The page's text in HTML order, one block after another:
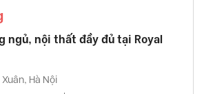
ngủ, nội thất đầy đủ tại Royal
Hà Nội